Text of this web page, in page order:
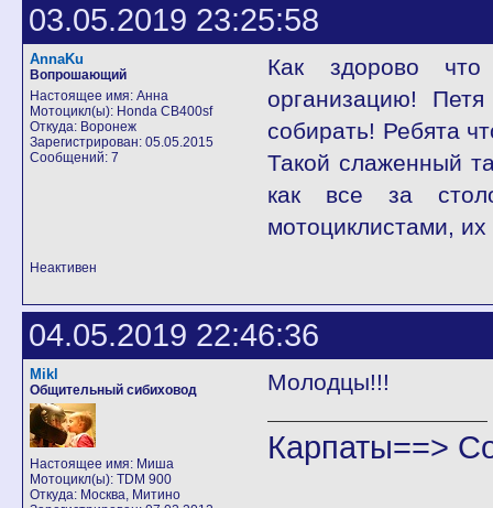
03.05.2019 23:25:58
AnnaKu
Вопрошающий
Настоящее имя: Анна
Мотоцикл(ы): Honda CB400sf
Откуда: Воронеж
Зарегистрирован: 05.05.2015
Сообщений: 7
Как здорово
организацию!
собирать! Ребята
Такой слаженный
как все за
мотоциклистами,
Неактивен
04.05.2019 22:46:36
Mikl
Общительный сибиховод
Настоящее имя: Миша
Мотоцикл(ы): TDM 900
Откуда: Москва, Митино
Молодцы!!!
Карпаты==>